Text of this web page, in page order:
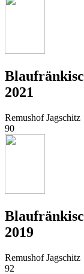
2021
Remushof Jagschitz
90
2019
Remushof Jagschitz
92